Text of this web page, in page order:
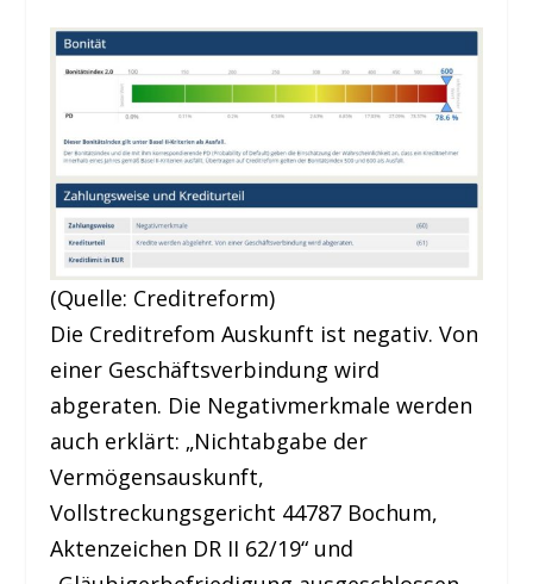
(Quelle: Creditreform)
Die Creditrefom Auskunft ist negativ. Von
einer Geschäftsverbindung wird
abgeraten. Die Negativmerkmale werden
auch erklärt: „Nichtabgabe der
Vermögensauskunft,
Vollstreckungsgericht 44787 Bochum,
Aktenzeichen DR II 62/19“ und